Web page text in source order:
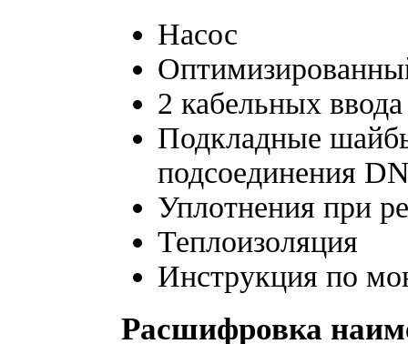
Насос
2 кабельных
Подкладные
подсоединения
Уплотнения при
Теплоизоляция
Инструкция по
Расшифровка